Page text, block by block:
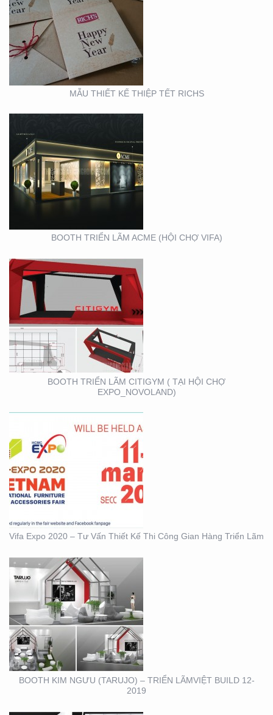
MẪU THIẾT KẾ THIỆP TẾT RICHS
BOOTH TRIỂN LÃM
ACME (HỘI CHỢ VIFA)
BOOTH TRIỂN LÃM ACME (HỘI CHỢ VIFA)
BOOTH TRIỂN LÃM
CITIGYM ( TẠI HỘI CHỢ
EXPO_NOVOLAND)
BOOTH TRIỂN LÃM CITIGYM ( TẠI HỘI CHỢ
EXPO_NOVOLAND)
VIFA EXPO 2020 – TƯ
VẤN THIẾT KẾ THI
CÔNG GIAN HÀNG
TRIỂN LÃM
Vifa Expo 2020 – Tư Vấn Thiết Kế Thi Công Gian Hàng Triển Lãm
BOOTH KIM NGƯU
(TARUJO) – TRIỂN
LÃMVIỆT BUILD 12-2019
BOOTH KIM NGƯU (TARUJO) – TRIỂN LÃMVIỆT BUILD 12-
2019
BOOTH INNOMATZ –
TRIỂN LÃM VIỆT BUILD
12-2019